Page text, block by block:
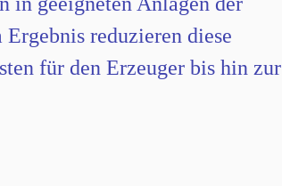
reduzieren diese
für den Erzeuger bis hin zur